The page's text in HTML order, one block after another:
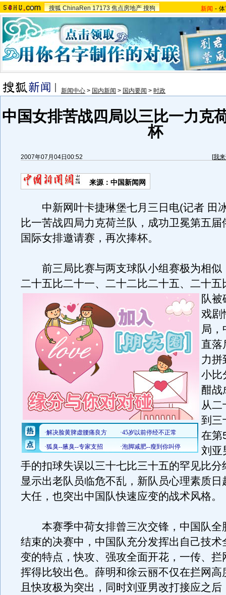
搜狐 ChinaRen 17173 焦点房地产 搜狗 新闻 -
新闻中心 > 国内新闻 > 国内要闻 > 时政
中国女排苦战四局以三比一力克
杯
2007年07月04日00:52 [我
来源：中国新闻网
中新网叶卡捷琳堡七月三日电(记者 田
比一苦战四局力克荷兰队，成功卫冕第五届
国际女排邀请赛，再次捧杯。
前三局比赛与两支球队小组赛极为相似
二十五比二十一、二十二比二十五、二十五
队被
戏剧
局，
直落
力拼
小比
酣战
从二
到三
在第
刘亚
手的扣球失误以三十七比三十五的罕见比分
显示出老队员临危不乱，新队员心理素质日
大任，也突出中国队快速应变的战术风格。
本赛季中荷女排曾三次交锋，中国队全
结束的决赛中，中国队充分发挥出自己技术
变的特点，快攻、强攻全面开花，一传、拦
挥得比较出色。薛明和徐云丽不仅在拦网高
且快攻极为突出，同时刘亚男改打接应之后